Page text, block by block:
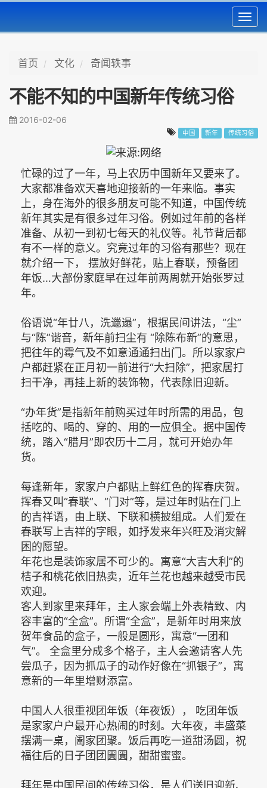
首页 文化 奇闻轶事
不能不知的中国新年传统习俗
2016-02-06
中国 新年 传统习俗
忙碌的过了一年，马上农历中国新年又要来了。
大家都准备欢天喜地迎接新的一年来临。事实
上，身在海外的很多朋友可能不知道，中国传统
新年其实是有很多过年习俗。例如过年前的各样
准备、从初一到初七每天的礼仪等。礼节背后都
有不一样的意义。究竟过年的习俗有那些？现在
就介绍一下， 摆放好鲜花，贴上春联，预备团
年饭…大部份家庭早在过年前两周就开始张罗过
年。
俗语说“年廿八，洗邋遢”，根据民间讲法，“尘”
与“陈”谐音，新年前扫尘有 “除陈布新”的意思，
把往年的霉气及不如意通通扫出门。所以家家户
户都赶紧在正月初一前进行“大扫除”，把家居打
扫干净，再挂上新的装饰物，代表除旧迎新。
“办年货”是指新年前购买过年时所需的用品，包
括吃的、喝的、穿的、用的一应俱全。据中国传
统，踏入“腊月”即农历十二月，就可开始办年
货。
每逢新年，家家户户都贴上鲜红色的挥春庆贺。
挥春又叫“春联”、“门对”等，是过年时贴在门上
的吉祥语，由上联、下联和横披组成。人们爱在
春联写上吉祥的字眼，如抒发来年兴旺及消灾解
困的愿望。
年花也是装饰家居不可少的。寓意“大吉大利”的
桔子和桃花依旧热卖，近年兰花也越来越受市民
欢迎。
客人到家里来拜年，主人家会端上外表精致、内
容丰富的“全盒”。所谓“全盒”，是新年时用来放
贺年食品的盒子，一般是圆形，寓意“一团和
气”。 全盒里分成多个格子，主人会邀请客人先
尝瓜子，因为抓瓜子的动作好像在“抓银子”，寓
意新的一年里增财添富。
中国人人很重视团年饭（年夜饭）， 吃团年饭
是家家户户最开心热闹的时刻。大年夜，丰盛菜
摆满一桌，阖家团聚。饭后再吃一道甜汤圆，祝
福往后的日子团团圚圚，甜甜蜜蜜。
拜年是中国民间的传统习俗，是人们送旧迎新、